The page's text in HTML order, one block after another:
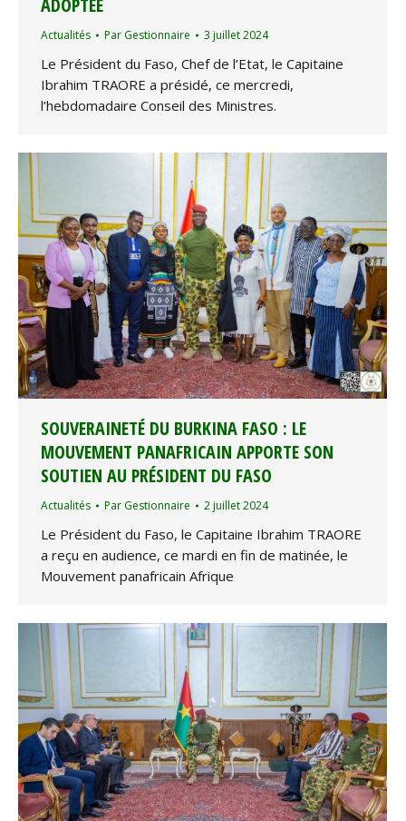
ADOPTÉE
Actualités Par Gestionnaire 3 juillet 2024
Le Président du Faso, Chef de l’Etat, le Capitaine
Ibrahim TRAORE a présidé, ce mercredi,
l’hebdomadaire Conseil des Ministres.
SOUVERAINETÉ DU BURKINA FASO : LE
MOUVEMENT PANAFRICAIN APPORTE SON
SOUTIEN AU PRÉSIDENT DU FASO
Actualités Par Gestionnaire 2 juillet 2024
Le Président du Faso, le Capitaine Ibrahim TRAORE
a reçu en audience, ce mardi en fin de matinée, le
Mouvement panafricain Afrique